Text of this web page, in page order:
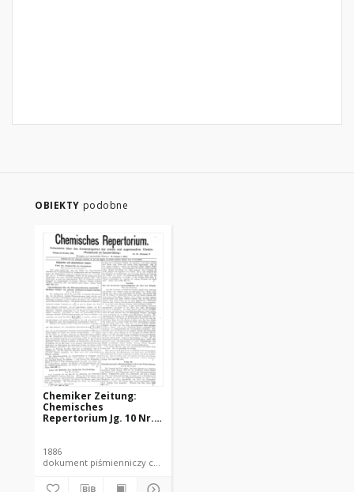
OBIEKTY podobne
Chemiker Zeitung:
Chemisches
Repertorium Jg. 10 Nr.
1886
dokument piśmienniczy czasopismo